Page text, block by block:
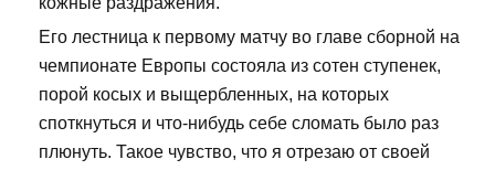
Его лестница к первому матчу во главе сборной на
чемпионате Европы состояла из сотен ступенек,
порой косых и выщербленных, на которых
споткнуться и что-нибудь себе сломать было раз
плюнуть. Такое чувство, что я отрезаю от своей